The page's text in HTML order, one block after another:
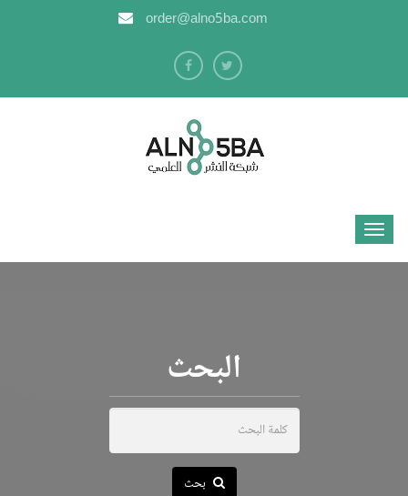
order@alno5ba.com
البحث
بحث